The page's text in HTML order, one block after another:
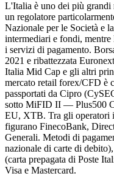
L'Italia è uno dei più
un regolatore
Nazionale per le Società e
intermediari e fondi,
i servizi di pagamento.
2021 e ribattezzata
Italia Mid Cap e gli altri
mercato retail forex/CFD è
passportati da Cipro
sotto MiFID II — Plus500
EU, XTB. Tra gli operatori
figurano FinecoBank,
Generali. Metodi di
nazionale di carte di
(carta prepagata di Poste
Visa e Mastercard.